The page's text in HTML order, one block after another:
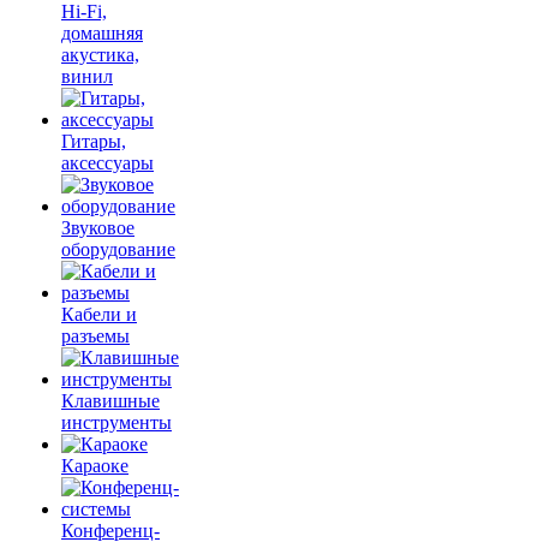
Hi-Fi,
домашняя
акустика,
винил
Гитары,
аксессуары
Звуковое
оборудование
Кабели и
разъемы
Клавишные
инструменты
Караоке
Конференц-